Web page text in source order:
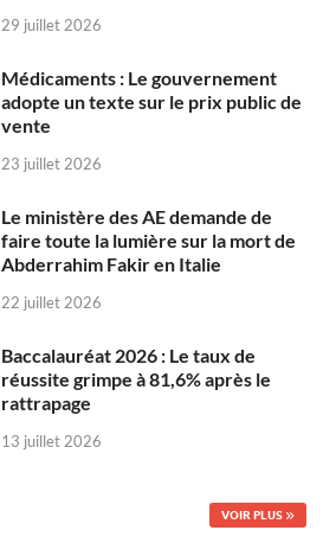
29 juillet 2026
Médicaments : Le gouvernement
adopte un texte sur le prix public de
vente
23 juillet 2026
Le ministère des AE demande de
faire toute la lumière sur la mort de
Abderrahim Fakir en Italie
22 juillet 2026
Baccalauréat 2026 : Le taux de
réussite grimpe à 81,6% après le
rattrapage
13 juillet 2026
VOIR PLUS